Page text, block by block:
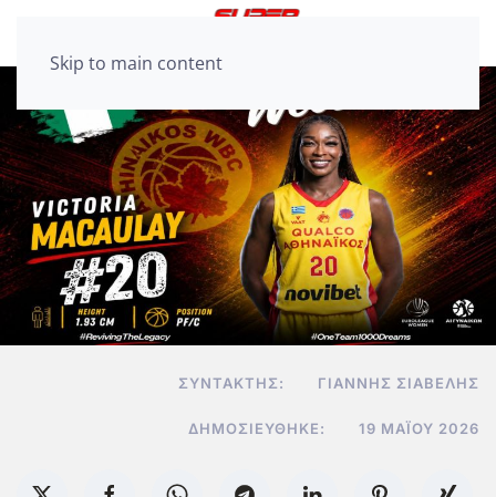
Skip to main content
ΣΥΝΤΆΚΤΗΣ: ΓΙΆΝΝΗΣ ΣΙΑΒΕΛΉΣ
ΔΗΜΟΣΙΕΎΘΗΚΕ: 19 ΜΑΪ́ΟΥ 2026